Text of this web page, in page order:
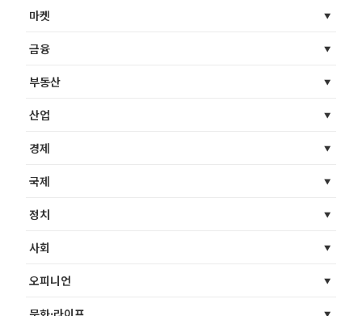
마켓
금융
부동산
산업
경제
국제
정치
사회
오피니언